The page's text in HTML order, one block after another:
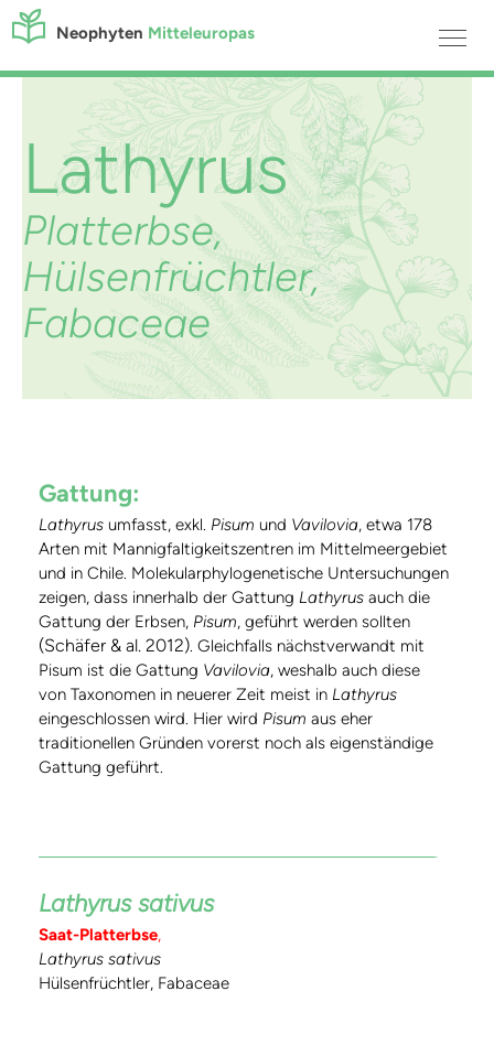
Neophyten Mitteleuropas
Lathyrus
Platterbse,
Hülsenfrüchtler,
Fabaceae
Gattung:
Lathyrus umfasst, exkl. Pisum und Vavilovia, etwa 178
Arten mit Mannigfaltigkeitszentren im Mittelmeergebiet
und in Chile. Molekularphylogenetische Untersuchungen
zeigen, dass innerhalb der Gattung Lathyrus auch die
Gattung der Erbsen, Pisum, geführt werden sollten
(Schäfer & al. 2012). Gleichfalls nächstverwandt mit
Pisum ist die Gattung Vavilovia, weshalb auch diese
von Taxonomen in neuerer Zeit meist in Lathyrus
eingeschlossen wird. Hier wird Pisum aus eher
traditionellen Gründen vorerst noch als eigenständige
Gattung geführt.
Lathyrus sativus
Saat-Platterbse,
Lathyrus sativus
Hülsenfrüchtler, Fabaceae